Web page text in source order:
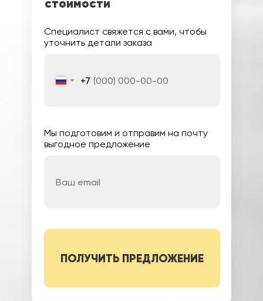
стоимости
персональных данных ( ознакомиться)
Специалист свяжется с вами, чтобы
уточнить детали заказа
+7
Мы подготовим и отправим на почту
выгодное предложение
ПОЛУЧИТЬ ПРЕДЛОЖЕНИЕ